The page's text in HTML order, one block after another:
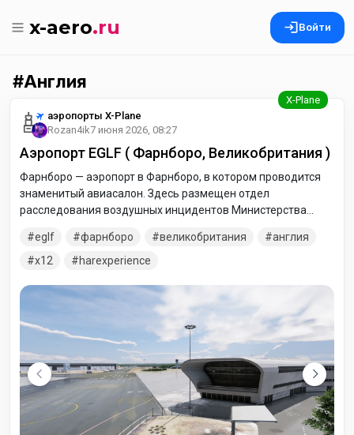
x-aero.ru Войти
Англия
аэропорты X-Plane
Rozan4ik7 июня 2026, 08:27
Аэропорт EGLF ( Фарнборо, Великобритания )
Фарнборо — аэропорт в Фарнборо, в котором проводится
знаменитый авиасалон. Здесь размещен отдел
расследования воздушных инцидентов Министерства
аэропорта: стандартный и режим авиашоу.
eglf фарнборо великобритания
англия
x12
harexperience